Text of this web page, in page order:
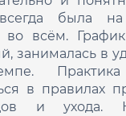
была
во всём.
занималась в
в правилах
и ухода.